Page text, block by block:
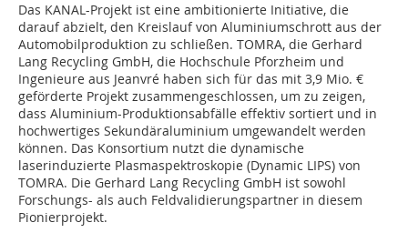
Das KANAL-Projekt ist eine ambitionierte Initiative, die
darauf abzielt, den Kreislauf von Aluminiumschrott aus der
Automobilproduktion zu schließen. TOMRA, die Gerhard
Lang Recycling GmbH, die Hochschule Pforzheim und
Ingenieure aus Jeanvré haben sich für das mit 3,9 Mio. €
geförderte Projekt zusammengeschlossen, um zu zeigen,
dass Aluminium-Produktionsabfälle effektiv sortiert und in
hochwertiges Sekundäraluminium umgewandelt werden
können. Das Konsortium nutzt die dynamische
laserinduzierte Plasmaspektroskopie (Dynamic LIPS) von
TOMRA. Die Gerhard Lang Recycling GmbH ist sowohl
Forschungs- als auch Feldvalidierungspartner in diesem
Pionierprojekt.